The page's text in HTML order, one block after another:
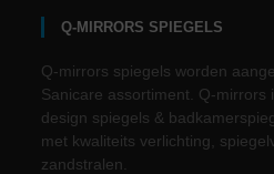
Q-MIRRORS SPIEGELS
Q-mirrors spiegels worden
Sanicare assortiment. Q-mirrors
design spiegels &
met kwaliteits verlichting,
zandstralen.